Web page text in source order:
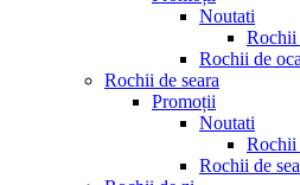
Noutati
Rochii
Rochii de
Rochii de seara
Promoții
Noutati
Rochii
Rochii de